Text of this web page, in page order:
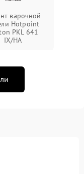
варочной
Hotpoint
PKL 641
IX/HA